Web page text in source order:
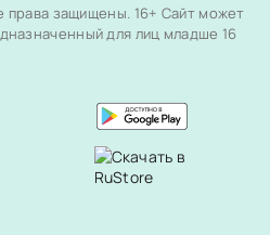
права защищены. 16+ Сайт может
для лиц младше 16